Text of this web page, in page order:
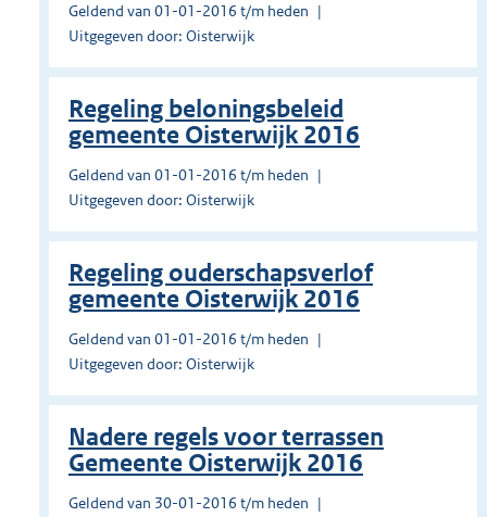
Geldend van 01-01-2016 t/m heden
Uitgegeven door: Oisterwijk
Regeling beloningsbeleid
gemeente Oisterwijk 2016
Geldend van 01-01-2016 t/m heden
Uitgegeven door: Oisterwijk
Regeling ouderschapsverlof
gemeente Oisterwijk 2016
Geldend van 01-01-2016 t/m heden
Uitgegeven door: Oisterwijk
Nadere regels voor terrassen
Gemeente Oisterwijk 2016
Geldend van 30-01-2016 t/m heden